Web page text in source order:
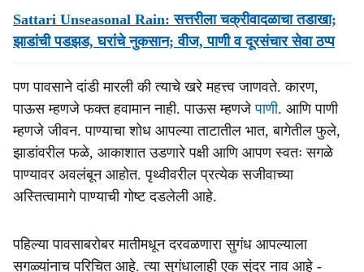
Sattari Unseasonal Rain: सत्तरीला चक्रीवादळाचा तडाखा;
झाडांची पडझड, घरांचे नुकसान; वीज, पाणी व दूरसंचार सेवा ठप्प
पण पावसाने दांडी मारली की त्याचे खरे महत्त्व जाणवते. कारण,
पाऊस म्हणजे फक्त हवामान नाही. पाऊस म्हणजेपाणी. आणि पाणी
म्हणजे जीवन. पाण्याचा शोध आपल्या ताटातील भात, बागेतील फुले,
झाडांवरील फळे, आकाशात उडणारे पक्षी आणि आपण स्वतः सगळे
पाण्यावर अवलंबून आहोत. पृथ्वीवरील प्रत्येक सजीवाच्या
अस्तित्वामागे पाण्याची गोष्ट दडलेली आहे.
पहिल्या पावसाबरोबर मातीमधून दरवळणारा सुगंध आपल्याला
सगळ्यांनाच परिचित आहे. त्या सुगंधालाही एक सुंदर नाव आहे -